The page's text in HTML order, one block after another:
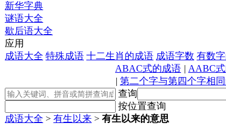
新华字典
谜语大全
歇后语大全
应用
成语大全 特殊成语 十二生肖的成语 成语字数 有数
ABAC式的成语 | AABC
| 第二个字与第四个字相
查询
按位置查询
成语大全 > 有生以来 > 有生以来的意思